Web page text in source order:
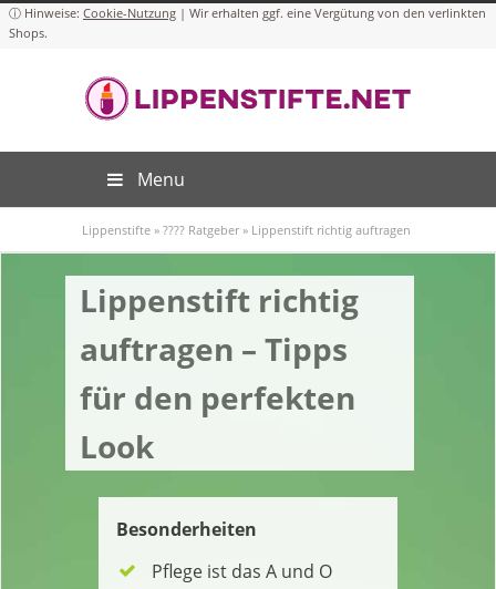
Cookie-Nutzung
Menu
Lippenstifte » ???? Ratgeber » Lippenstift richtig auftragen
Lippenstift richtig
auftragen – Tipps
für den perfekten
Look
Besonderheiten
Pflege ist das A und O